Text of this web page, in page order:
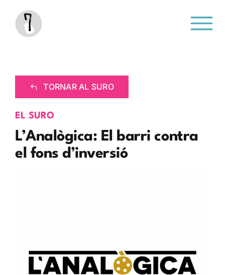
contenido
TORNAR AL SURO
EL SURO
L’Analògica: El barri contra
el fons d’inversió